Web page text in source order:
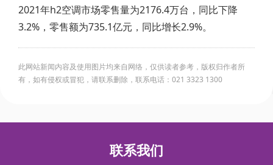
2021年h2空调市场零售量为2176.4万台，同比下降
3.2%，零售额为735.1亿元，同比增长2.9%。
此网站新闻内容及使用图片均来自网络，仅供读者参考，版权归作者所
有，如有侵权或冒犯，请联系删除，联系电话：021 3323 1300
联系我们